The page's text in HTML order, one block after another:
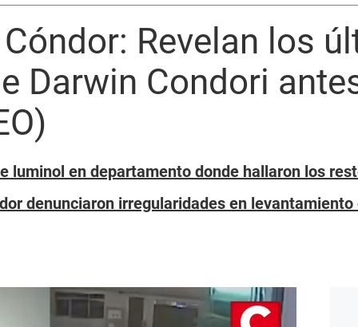
Revelan los
Darwin Condori
luminol en departamento donde hallaron los
denunciaron irregularidades en